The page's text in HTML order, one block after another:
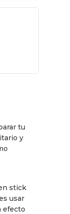
tu
y
stick
usar
efecto